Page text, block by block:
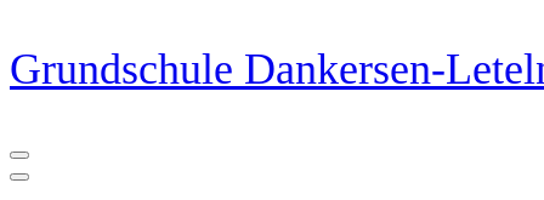
Zum
Inhalt
springen
Grundschule Dankersen-